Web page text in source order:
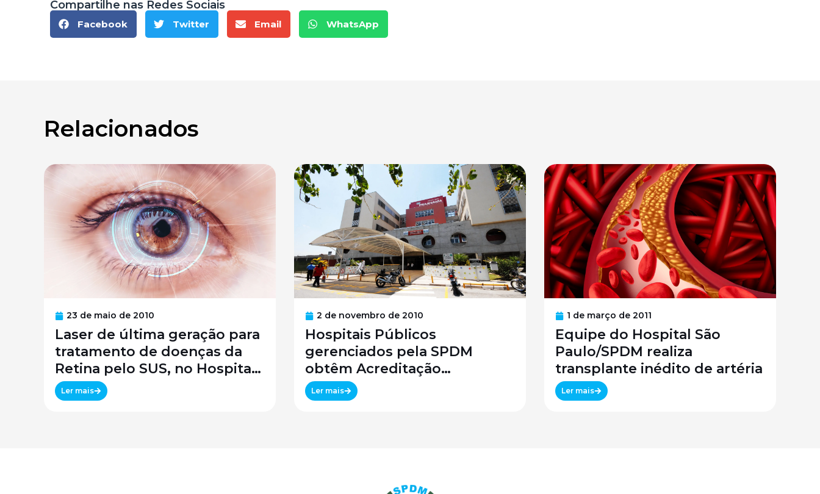
Compartilhe nas Redes Sociais
Facebook Twitter Email WhatsApp
Relacionados
23 de maio de 2010
Laser de última geração para
tratamento de doenças da
Retina pelo SUS, no Hospital
São Paulo / SPDM / UNIFESP
Ler mais
2 de novembro de 2010
Hospitais Públicos
gerenciados pela SPDM
obtêm Acreditação
Canadense
Ler mais
1 de março de 2011
Equipe do Hospital São
Paulo/SPDM realiza
transplante inédito de artéria
Ler mais